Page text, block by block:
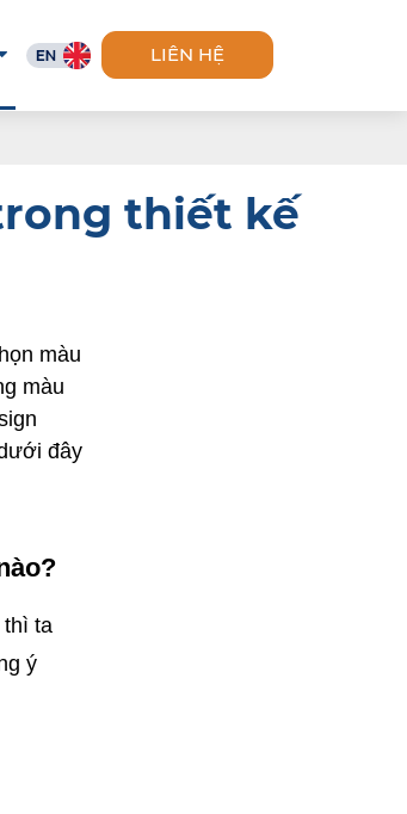
LIÊN HỆ
thiết kế
màu
màu
đây
thì ta
ý